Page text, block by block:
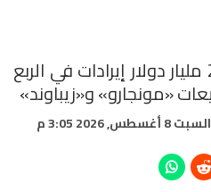
«إيلي ليلي» تحقق 22.97 مليار دولار إيرادات في الربع
السبت 8 أغسطس, 2026 3:05 م